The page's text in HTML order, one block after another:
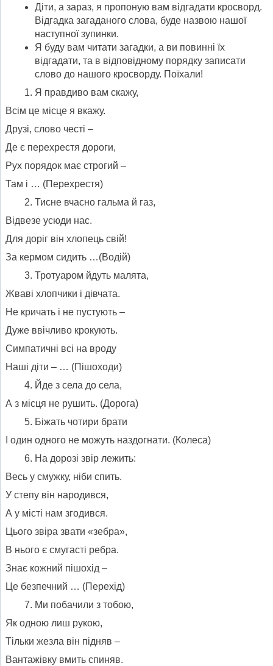
Діти, а зараз, я пропоную вам відгадати кросворд.
Відгадка загаданого слова, буде назвою нашої
наступної зупинки.
Я буду вам читати загадки, а ви повинні їх
відгадати, та в відповідному порядку записати
слово до нашого кросворду. Поїхали!
Я правдиво вам скажу,
Всім це місце я вкажу.
Друзі, слово честі –
Де є перехрестя дороги,
Рух порядок має строгий –
Там і … (Перехрестя)
Тисне вчасно гальма й газ,
Відвезе усюди нас.
Для доріг він хлопець свій!
За кермом сидить …(Водій)
Тротуаром йдуть малята,
Жваві хлопчики і дівчата.
Не кричать і не пустують –
Дуже ввічливо крокують.
Симпатичні всі на вроду
Наші діти – … (Пішоходи)
Йде з села до села,
А з місця не рушить. (Дорога)
Біжать чотири брати
І один одного не можуть наздогнати. (Колеса)
На дорозі звір лежить:
Весь у смужку, ніби спить.
У степу він народився,
А у місті нам згодився.
Цього звіра звати «зебра»,
В нього є смугасті ребра.
Знає кожний пішохід –
Це безпечний … (Перехід)
Ми побачили з тобою,
Як одною лиш рукою,
Тільки жезла він підняв –
Вантажівку вмить спиняв.